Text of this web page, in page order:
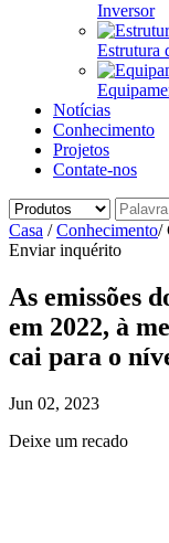
Inversor
Estrutura
Notícias
Conhecimento
Projetos
Contate-nos
Casa /Conhecimento/
Enviar inquérito
As emissões
em 2022, à
cai para o
Jun 02, 2023
Deixe um recado